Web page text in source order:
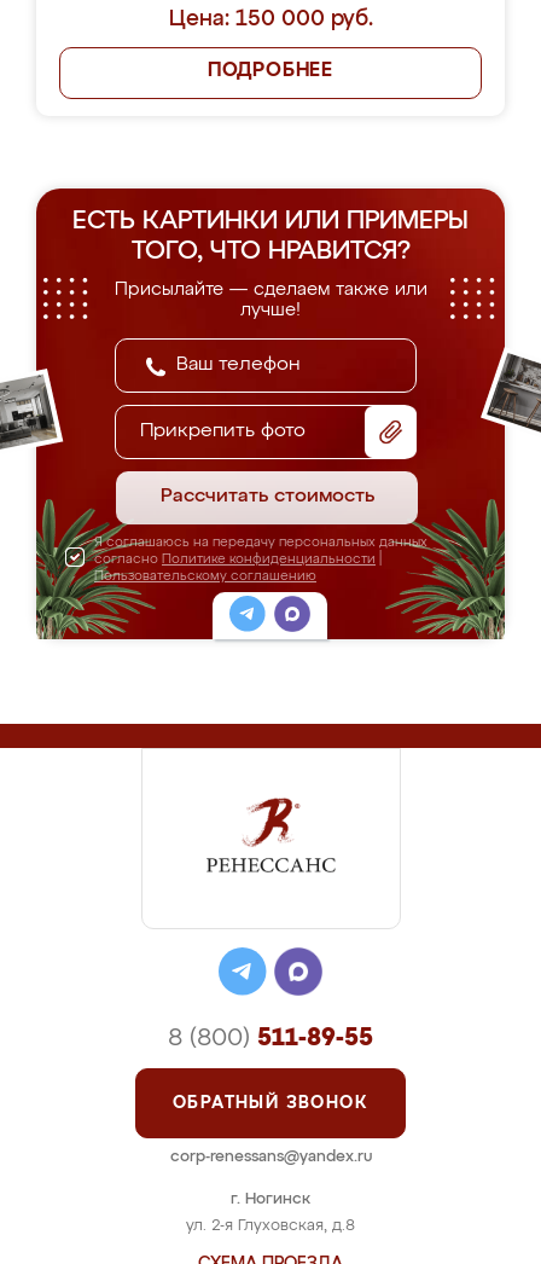
Цена: 150 000 руб.
ПОДРОБНЕЕ
ЕСТЬ КАРТИНКИ ИЛИ ПРИМЕРЫ
ТОГО, ЧТО НРАВИТСЯ?
Присылайте — сделаем также или
лучше!
Прикрепить фото
Рассчитать стоимость
Я соглашаюсь на передачу персональных данных
согласно Политике конфиденциальности
Пользовательскому соглашению
г. Ногинск
ул. 2-я Глуховская, д.8
8 (800) 511-89-55
ОБРАТНЫЙ ЗВОНОК
corp-renessans@yandex.ru